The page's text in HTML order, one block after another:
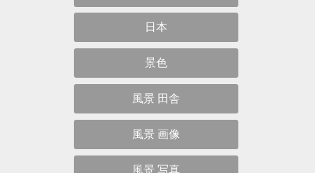
日本
景色
風景 田舎
風景 画像
風景 写真